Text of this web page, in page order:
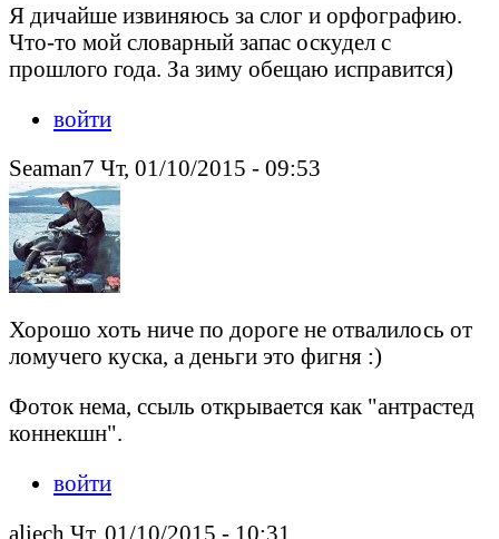
Я дичайше извиняюсь за слог и орфографию.
Что-то мой словарный запас оскудел с
прошлого года. За зиму обещаю исправится)
войти
Seaman7 Чт, 01/10/2015 - 09:53
Хорошо хоть ниче по дороге не отвалилось от
ломучего куска, а деньги это фигня :)
Фоток нема, ссыль открывается как "антрастед
коннекшн".
войти
aliech Чт, 01/10/2015 - 10:31